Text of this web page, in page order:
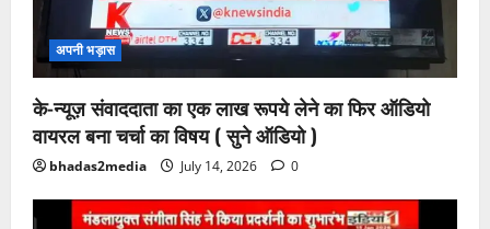
अपनी भड़ास
के-न्यूज़ संवाददाता का एक लाख रूपये लेने का फिर ऑडियो
वायरल बना चर्चा का विषय ( सुने ऑडियो )
bhadas2media July 14, 2026 0